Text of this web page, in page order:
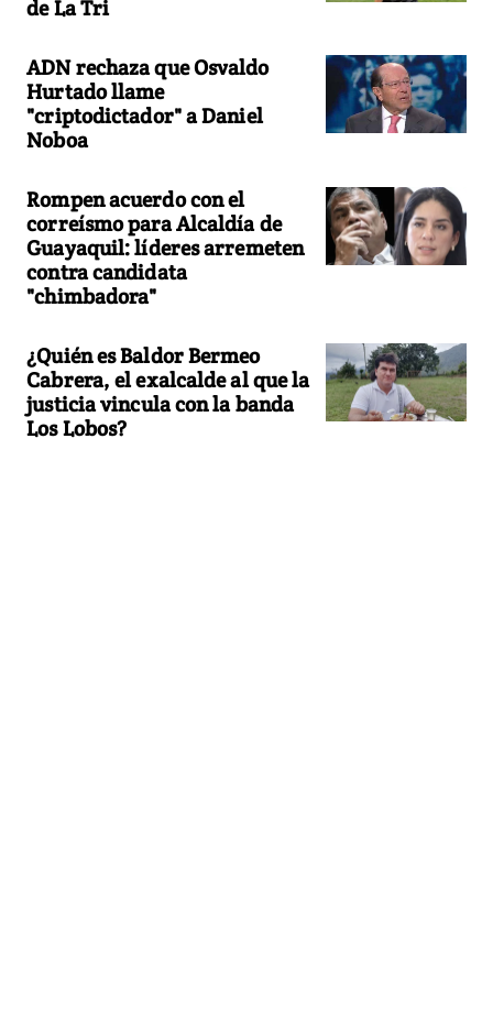
de La Tri
ADN rechaza que Osvaldo
Hurtado llame
"criptodictador" a Daniel
Noboa
Rompen acuerdo con el
correísmo para Alcaldía de
Guayaquil: líderes arremeten
contra candidata
"chimbadora"
¿Quién es Baldor Bermeo
Cabrera, el exalcalde al que la
justicia vincula con la banda
Los Lobos?